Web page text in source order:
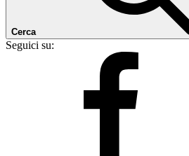
Cerca
Seguici su: